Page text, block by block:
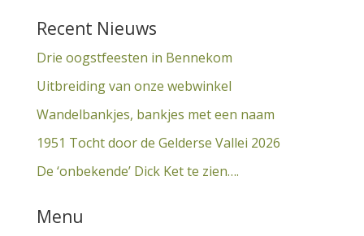
Recent Nieuws
Drie oogstfeesten in Bennekom
Uitbreiding van onze webwinkel
Wandelbankjes, bankjes met een naam
1951 Tocht door de Gelderse Vallei 2026
De ‘onbekende’ Dick Ket te zien….
Menu